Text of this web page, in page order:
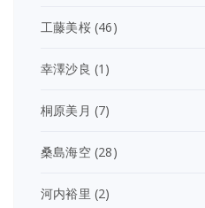
工藤美桜(46)
幸澤沙良 (1)
桐原美月 (7)
桑島海空(28)
河内裕里 (2)